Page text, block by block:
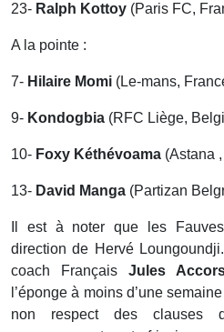
23- Ralph Kottoy (Paris FC,
A la pointe :
7- Hilaire Momi (Le-mans,
9- Kondogbia (RFC Liège,
10- Foxy Kéthévoama (Astana
13- David Manga (Partizan
Il est à noter que les
direction de Hervé
coach FrançaisJules
l’éponge à moins d’une
non respect des